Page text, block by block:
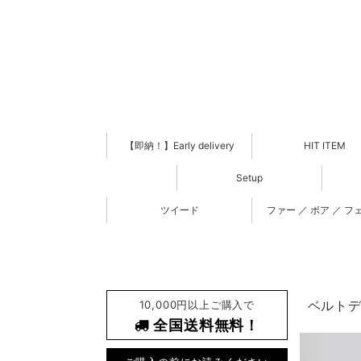
【即納！】Early delivery HIT ITEM
Setup
ツイード ファー ／ ボア ／ フ
10,000円以上ご購入で
全国送料無料！
ベルト